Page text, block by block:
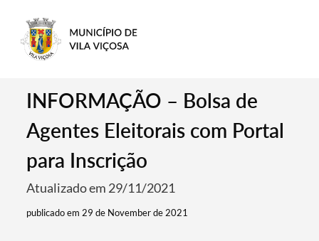
INFORMAÇÃO – Bolsa de
Agentes Eleitorais com Portal
para Inscrição
Atualizado em 29/11/2021
publicado em 29 de November de 2021